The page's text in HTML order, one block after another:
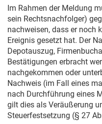
Im Rahmen der Meldung
sein Rechtsnachfolger)
nachweisen, dass er noch
Ereignis gesetzt hat. Der
Depotauszug,
Bestätigungen erbracht
nachgekommen oder
Nachweis (im Fall eines
nach Durchführung eines
gilt dies als Veräußerung
Steuerfestsetzung (§ 27